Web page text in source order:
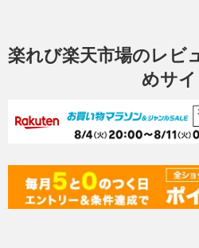
楽れび楽天市場のレビ
めサイ